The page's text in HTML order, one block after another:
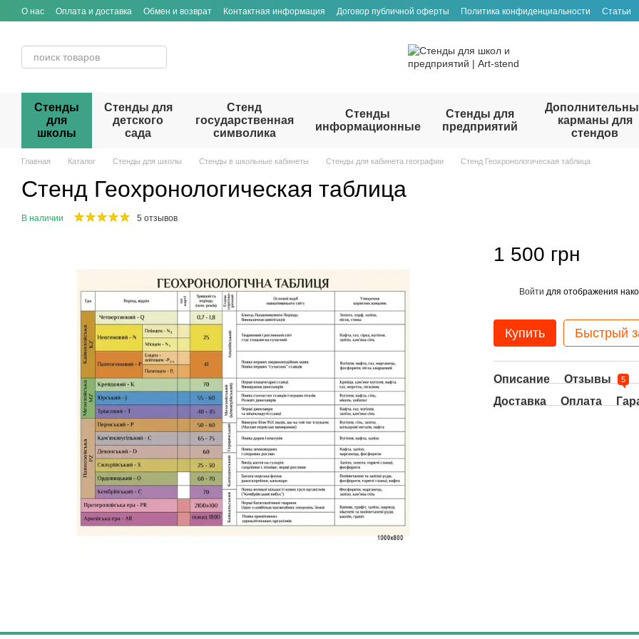
Перейти к основному контенту
О нас Оплата и доставка Обмен и возврат Контактная информация Договор публичной оферты Политика конфиденциальности Статьи
Стенды
для
школы
Стенды для
детского
сада
Стенд
государственная
символика
Стенды
информационные
Стенды для
предприятий
карманы для
стендов
Главная Каталог Стенды для школы Стенды в школьные кабинеты Стенды для кабинета географии Стенд Геохронологическая таблица
Стенд Геохронологическая таблица
В наличии 5 отзывов
1 500 грн
Войти для отображения
Купить Быстрый
Описание Отзывы 5
Доставка Оплата